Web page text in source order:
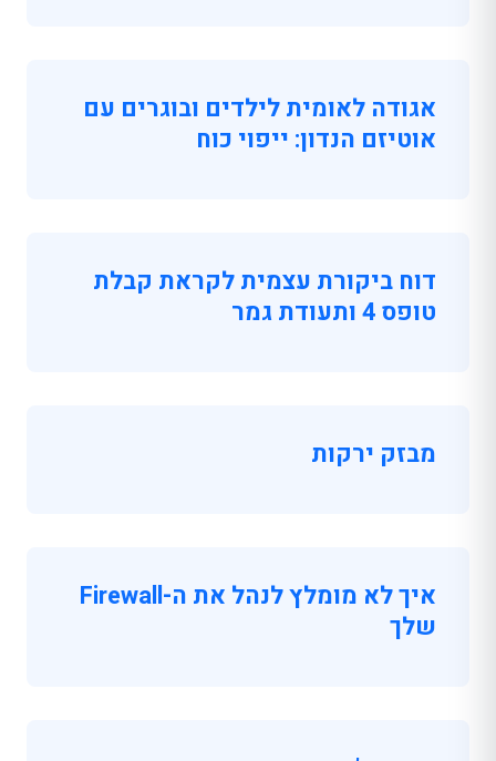
אגודה לאומית לילדים ובוגרים עם
אוטיזם הנדון: ייפוי כוח
דוח ביקורת עצמית לקראת קבלת
טופס 4 ותעודת גמר
מבזק ירקות
איך לא מומלץ לנהל את ה-Firewall
שלך